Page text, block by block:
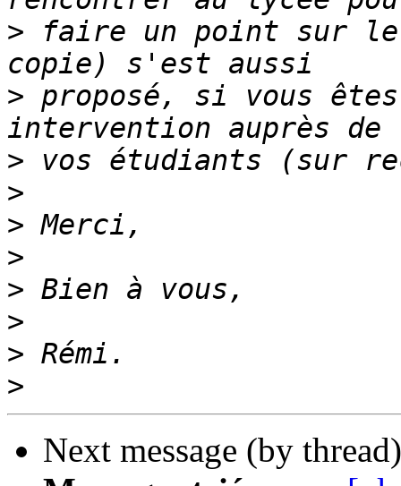
> faire un point sur le
> proposé, si vous
>
>
>
>
>
>
>
>
Next message (by